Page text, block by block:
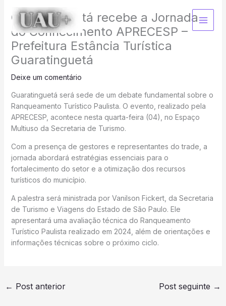
para
conteúdo
Guaratinguetá recebe a Jornada
do Conhecimento APRECESP –
Prefeitura Estância Turística
Guaratinguetá
Deixe um comentário
Guaratinguetá será sede de um debate fundamental sobre o
Ranqueamento Turístico Paulista. O evento, realizado pela
APRECESP, acontece nesta quarta-feira (04), no Espaço
Multiuso da Secretaria de Turismo.
Com a presença de gestores e representantes do trade, a
jornada abordará estratégias essenciais para o
fortalecimento do setor e a otimização dos recursos
turísticos do município.
A palestra será ministrada por Vanilson Fickert, da Secretaria
de Turismo e Viagens do Estado de São Paulo. Ele
apresentará uma avaliação técnica do Ranqueamento
Turístico Paulista realizado em 2024, além de orientações e
informações técnicas sobre o próximo ciclo.
← Post anterior Post seguinte →